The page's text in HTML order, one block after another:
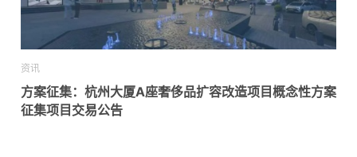
资讯
方案征集：杭州大厦A座奢侈品扩容改造项目概念性方案
征集项目交易公告